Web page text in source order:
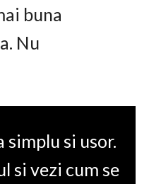
buna
Nu
simplu si usor.
si vezi cum se